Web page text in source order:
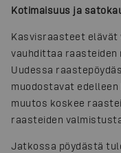
Kotimaisuus ja
Kasvisraasteet elävät
vauhdittaa raasteiden
Uudessa
muodostavat
muutos koskee
raasteiden
Jatkossa pöydästä